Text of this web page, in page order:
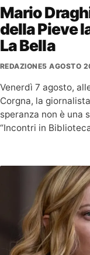
Mario
della Pieve
La Bella
REDAZIONE5 AGOSTO
Venerdì 7 agosto,
Corgna, la
speranza non è una
“Incontri in